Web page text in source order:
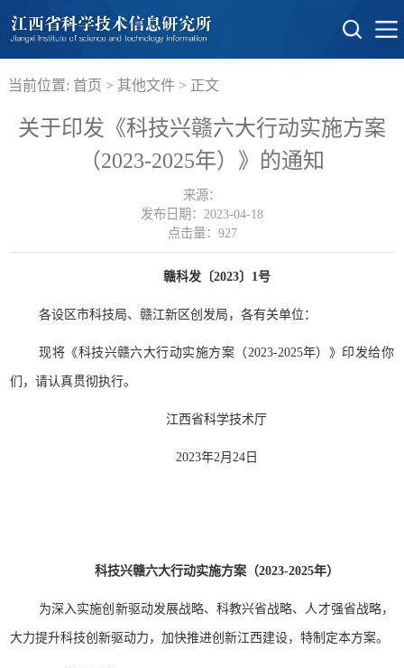
当前位置: 首页 > 其他文件> 正文
关于印发《科技兴赣六大行动实施方案
（2023-2025年）》的通知
来源：
发布日期：2023-04-18
点击量： 927
赣科发〔2023〕1号
各设区市科技局、赣江新区创发局，各有关单位：
现将《科技兴赣六大行动实施方案（2023-2025年）》印发给你
们，请认真贯彻执行。
江西省科学技术厅
2023年2月24日
科技兴赣六大行动实施方案（2023-2025年）
为深入实施创新驱动发展战略、科教兴省战略、人才强省战略，
大力提升科技创新驱动力，加快推进创新江西建设，特制定本方案。